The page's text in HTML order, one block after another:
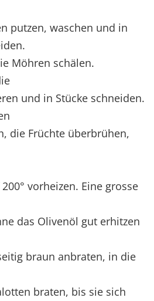
putzen, waschen und in
Möhren schälen.
und in Stücke schneiden.
die Früchte überbrühen,
vorheizen. Eine grosse
das Olivenöl gut erhitzen
braun anbraten, in die
braten, bis sie sich